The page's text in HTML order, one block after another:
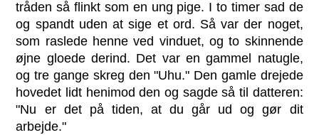
tråden så flinkt som en ung pige. I to timer sad de
og spandt uden at sige et ord. Så var der noget,
som raslede henne ved vinduet, og to skinnende
øjne gloede derind. Det var en gammel natugle,
og tre gange skreg den "Uhu." Den gamle drejede
hovedet lidt henimod den og sagde så til datteren:
"Nu er det på tiden, at du går ud og gør dit
arbejde."